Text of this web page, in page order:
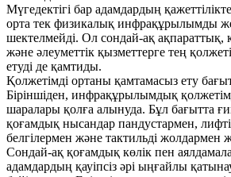
Мүгедектігі бар адамдардың
орта тек физикалық инфрақұрылымды
шектелмейді. Ол сондай-ақ
және әлеуметтік қызметтерге тең
етуді де қамтиды.
Қолжетімді ортаны қамтамасыз ету
Біріншіден, инфрақұрылымдық
шаралары қолға алынуда. Бұл бағытта
қоғамдық нысандар пандустармен,
белгілермен және тактильді жолдармен
Сондай-ақ қоғамдық көлік пен
адамдардың қауіпсіз әрі ыңғайлы